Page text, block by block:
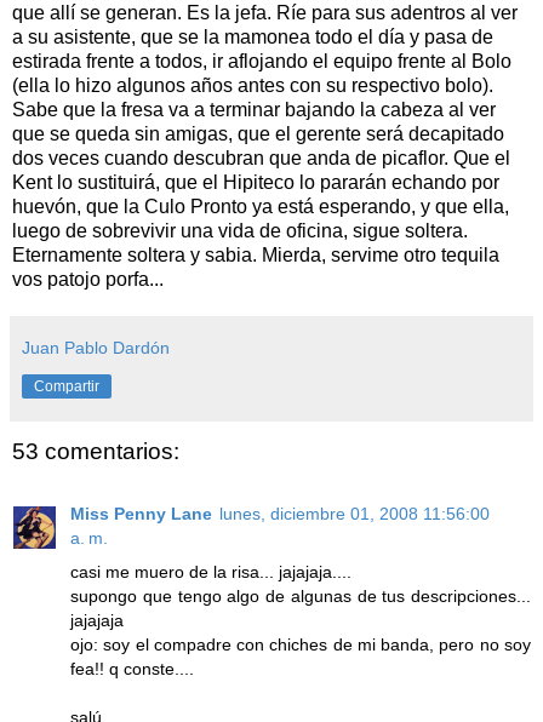
que allí se generan. Es la jefa. Ríe para sus adentros al ver
a su asistente, que se la mamonea todo el día y pasa de
estirada frente a todos, ir aflojando el equipo frente al Bolo
(ella lo hizo algunos años antes con su respectivo bolo).
Sabe que la fresa va a terminar bajando la cabeza al ver
que se queda sin amigas, que el gerente será decapitado
dos veces cuando descubran que anda de picaflor. Que el
Kent lo sustituirá, que el Hipiteco lo pararán echando por
huevón, que la Culo Pronto ya está esperando, y que ella,
luego de sobrevivir una vida de oficina, sigue soltera.
Eternamente soltera y sabia. Mierda, servime otro tequila
vos patojo porfa...
Juan Pablo Dardón
Compartir
53 comentarios:
Miss Penny Lane lunes, diciembre 01, 2008 11:56:00
a. m.
casi me muero de la risa... jajajaja....
supongo que tengo algo de algunas de tus descripciones...
jajajaja
ojo: soy el compadre con chiches de mi banda, pero no soy
fea!! q conste....
salú